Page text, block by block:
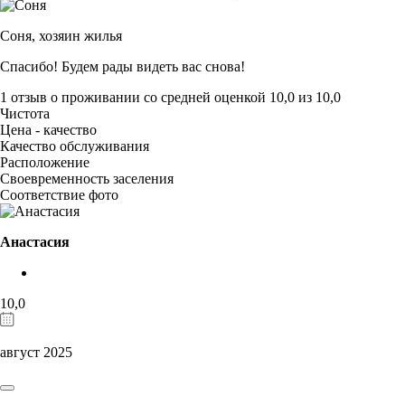
Соня, хозяин жилья
Спасибо! Будем рады видеть вас снова!
1 отзыв о проживании со средней оценкой 10,0 из 10,0
Чистота
Цена - качество
Качество обслуживания
Расположение
Своевременность заселения
Соответствие фото
Анастасия
10,0
август 2025